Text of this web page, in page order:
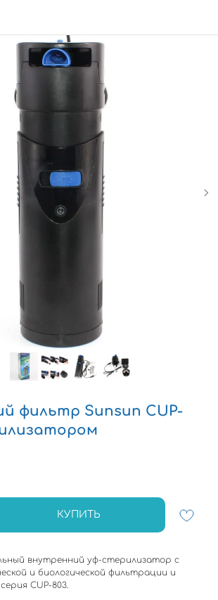
фильтр Sunsun CUP-
КУПИТЬ
внутренний уф-стерилизатор с
и биологической фильтрации и
CUP-803.